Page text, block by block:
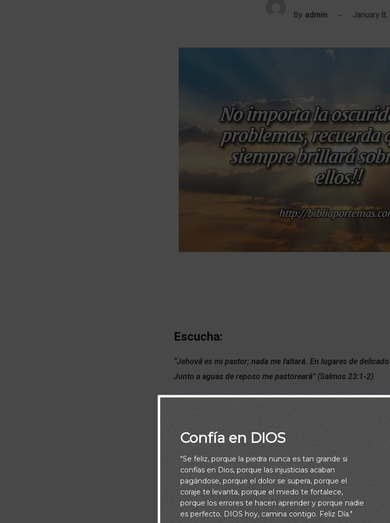
By admin January
Escucha:
“Jehová es mi pastor; nada me faltará. En lugares de
Junto a aguas de reposo me pastoreará” (Salmos 23:1-2)
Confía en DIOS
"Se feliz, porque la piedra nunca es tan grande si
confías en Dios, porque las injusticias acaban
pagándose, porque el dolor se supera, porque el
coraje te levanta, porque el miedo te fortalece,
porque los errores te hacen aprender y porque nadie
es perfecto. DIOS hoy, camina contigo. Feliz Día."